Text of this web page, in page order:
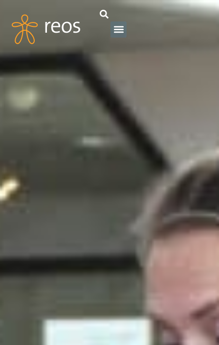
Nieuws
Lees de laatste ontwikkelingen uit de regio’s waarin wij